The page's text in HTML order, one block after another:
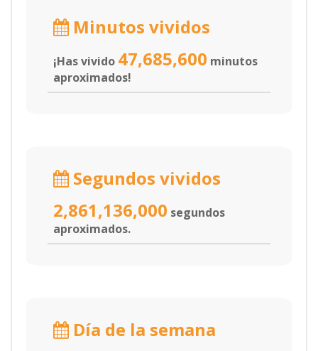
Minutos vividos
¡Has vivido 47,685,600 minutos
aproximados!
Segundos vividos
2,861,136,000 segundos
aproximados.
Día de la semana